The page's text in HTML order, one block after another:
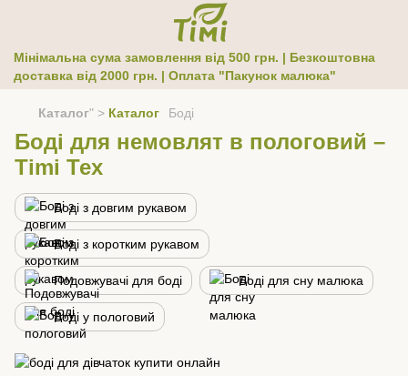
Мінімальна сума замовлення від 500 грн. | Безкоштовна
доставка від 2000 грн. | Оплата "Пакунок малюка"
Каталог" > Каталог Боді
Боді для немовлят в пологовий –
Timi Тех
Боді з довгим рукавом
Боді з коротким рукавом
Подовжувачі для боді Боді для сну малюка
Боді у пологовий